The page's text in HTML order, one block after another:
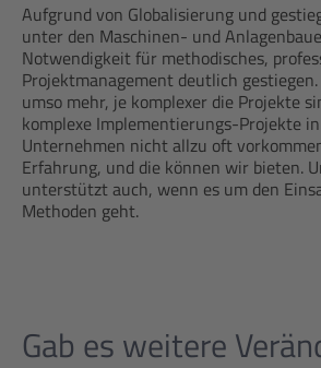
Aufgrund von Globalisierung und
unter den Maschinen- und
Notwendigkeit für methodisches,
Projektmanagement deutlich
umso mehr, je komplexer die Projekte
komplexe Implementierungs-Projekte
Unternehmen nicht allzu oft
Erfahrung, und die können wir bieten.
unterstützt auch, wenn es um den
Methoden geht.
Gab es weitere